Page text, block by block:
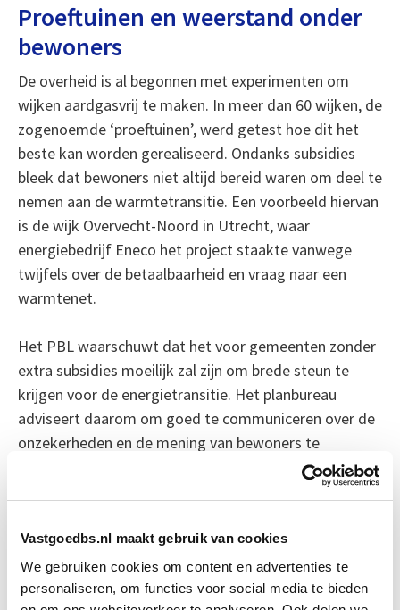
Vastgoedbs.nl maakt gebruik van cookies
We gebruiken cookies om content en advertenties te
personaliseren, om functies voor social media te bieden
Proeftuinen en weerstand onder
bewoners
De overheid is al begonnen met experimenten om
wijken aardgasvrij te maken. In meer dan 60 wijken, de
zogenoemde ‘proeftuinen’, werd getest hoe dit het
beste kan worden gerealiseerd. Ondanks subsidies
bleek dat bewoners niet altijd bereid waren om deel te
nemen aan de warmtetransitie. Een voorbeeld hiervan
is de wijk Overvecht-Noord in Utrecht, waar
energiebedrijf Eneco het project staakte vanwege
twijfels over de betaalbaarheid en vraag naar een
warmtenet.
Het PBL waarschuwt dat het voor gemeenten zonder
extra subsidies moeilijk zal zijn om brede steun te
krijgen voor de energietransitie. Het planbureau
adviseert daarom om goed te communiceren over de
onzekerheden en de mening van bewoners te
betrekken bij de ontwikkeling van plannen voor
Bron: nos.nl
Boeiend verhaal? Duik dan eens